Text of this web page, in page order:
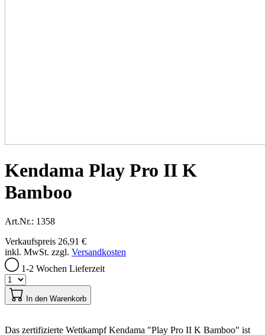
Kendama Play Pro II K
Bamboo
Art.Nr.: 1358
Verkaufspreis 26,91 €
inkl. MwSt. zzgl. Versandkosten
1-2 Wochen Lieferzeit
In den Warenkorb
Das zertifizierte Wettkampf Kendama "Play Pro II K Bamboo" ist